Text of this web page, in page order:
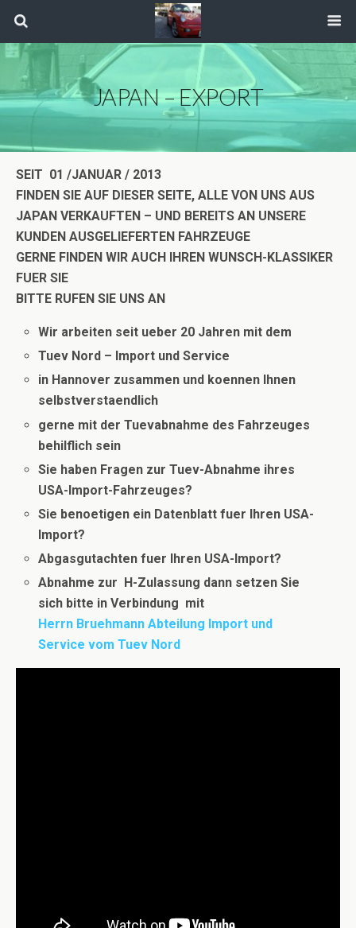
JAPAN – EXPORT
SEIT 01 /JANUAR / 2013
FINDEN SIE AUF DIESER SEITE, ALLE VON UNS AUS
JAPAN VERKAUFTEN – UND BEREITS AN UNSERE
KUNDEN AUSGELIEFERTEN FAHRZEUGE
GERNE FINDEN WIR AUCH IHREN WUNSCH-KLASSIKER
FUER SIE
BITTE RUFEN SIE UNS AN
Wir arbeiten seit ueber 20 Jahren mit dem
Tuev Nord – Import und Service
in Hannover zusammen und koennen Ihnen
selbstverstaendlich
gerne mit der Tuevabnahme des Fahrzeuges
behilflich sein
Sie haben Fragen zur Tuev-Abnahme ihres
USA-Import-Fahrzeuges?
Sie benoetigen ein Datenblatt fuer Ihren USA-
Import?
Abgasgutachten fuer Ihren USA-Import?
Abnahme zur H-Zulassung dann setzen Sie
sich bitte in Verbindung mit
Herrn Bruehmann Abteilung Import und
Service vom Tuev Nord